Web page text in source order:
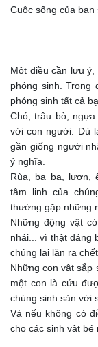
Cuộc sống của bạn
Một điều cần lưu
phóng sinh. Trong
phóng sinh tất cả
Chó, trâu bò,
với con người. Dù
gần giống người
ý nghĩa.
Rùa, ba ba, lươn,
tâm linh của
thường gặp những
Những động vật
nhái... vì thật đáng
chúng lại lăn ra chết.
Những con vật sắp
một con là cứu
chúng sinh sản với
Và nếu không có
cho các sinh vật bé